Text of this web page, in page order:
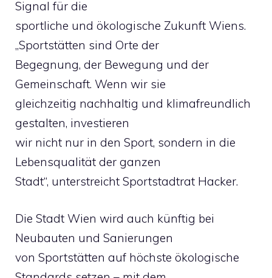
Signal für die
sportliche und ökologische Zukunft Wiens.
„Sportstätten sind Orte der
Begegnung, der Bewegung und der
Gemeinschaft. Wenn wir sie
gleichzeitig nachhaltig und klimafreundlich
gestalten, investieren
wir nicht nur in den Sport, sondern in die
Lebensqualität der ganzen
Stadt“, unterstreicht Sportstadtrat Hacker.
Die Stadt Wien wird auch künftig bei
Neubauten und Sanierungen
von Sportstätten auf höchste ökologische